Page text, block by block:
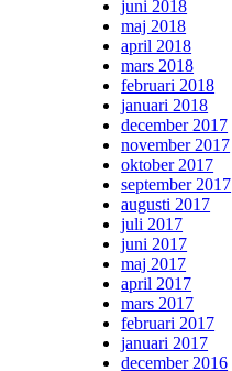
juni 2018
maj 2018
april 2018
mars 2018
februari 2018
januari 2018
december 2017
november 2017
oktober 2017
september 2017
augusti 2017
juli 2017
juni 2017
maj 2017
april 2017
mars 2017
februari 2017
januari 2017
december 2016